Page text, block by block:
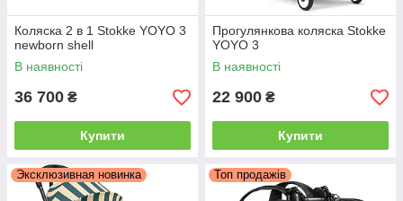
Коляска 2 в 1 Stokke YOYO 3
newborn shell
В наявності
36 700 ₴
Купити
Прогулянкова коляска Stokke
YOYO 3
В наявності
22 900 ₴
Купити
Эксклюзивная новинка Топ продажів